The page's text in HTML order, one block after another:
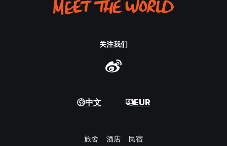
关注我们
中文 EUR
旅舍 酒店 民宿